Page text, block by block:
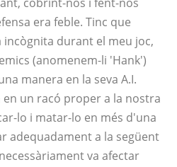
era feble. Tinc que
durant el meu joc,
(anomenem-li 'Hank')
manera en la seva A.I.
en un racó proper a la nostra
lo i matar-lo en més d'una
adequadament a la següent
va afectar